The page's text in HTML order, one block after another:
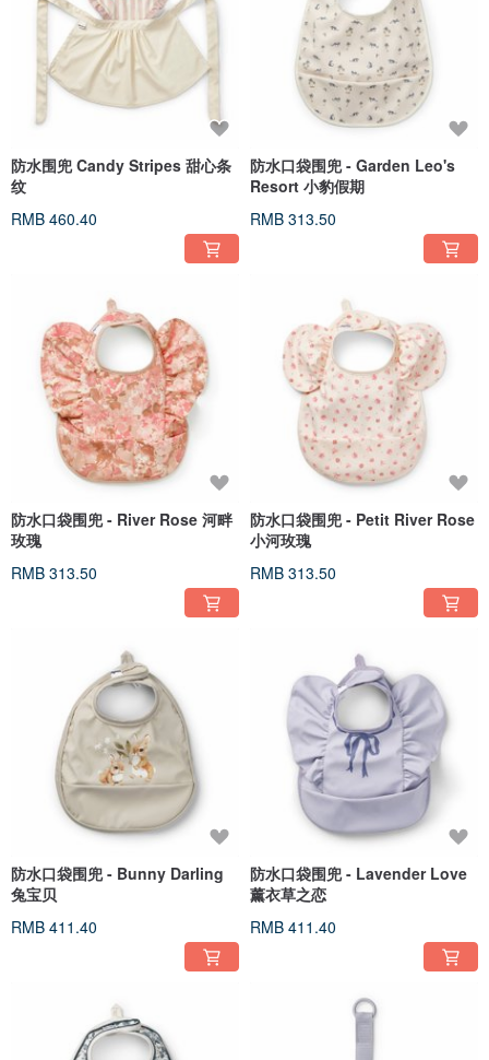
防水围兜 Candy Stripes 甜心条
纹
RMB 460.40
防水口袋围兜 - Garden Leo's
Resort 小豹假期
RMB 313.50
防水口袋围兜 - River Rose 河畔
玫瑰
RMB 313.50
防水口袋围兜 - Petit River Rose
小河玫瑰
RMB 313.50
防水口袋围兜 - Bunny Darling
兔宝贝
RMB 411.40
防水口袋围兜 - Lavender Love
薰衣草之恋
RMB 411.40